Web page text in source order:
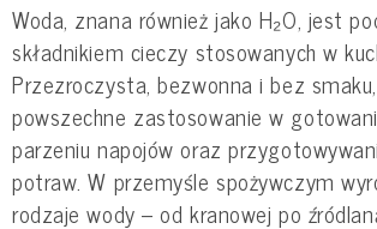
Woda, znana również jako H₂O, jest
składnikiem cieczy stosowanych w
Przezroczysta, bezwonna i bez
powszechne zastosowanie w
parzeniu napojów oraz
potraw. W przemyśle spożywczym
rodzaje wody – od kranowej po